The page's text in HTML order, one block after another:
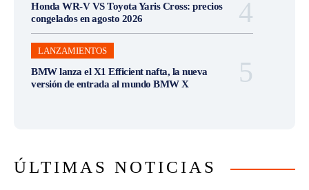
Honda WR-V VS Toyota Yaris Cross: precios
congelados en agosto 2026
LANZAMIENTOS
BMW lanza el X1 Efficient nafta, la nueva
versión de entrada al mundo BMW X
ÚLTIMAS NOTICIAS